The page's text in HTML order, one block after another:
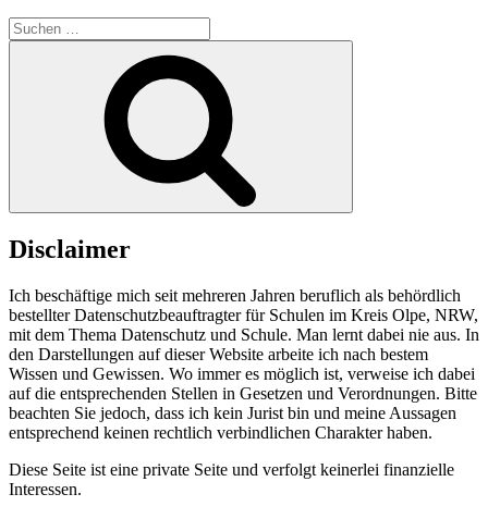
Suchen
nach:
Disclaimer
Ich beschäftige mich seit mehreren Jahren beruflich als behördlich
bestellter Datenschutzbeauftragter für Schulen im Kreis Olpe, NRW,
mit dem Thema Datenschutz und Schule. Man lernt dabei nie aus. In
den Darstellungen auf dieser Website arbeite ich nach bestem
Wissen und Gewissen. Wo immer es möglich ist, verweise ich dabei
auf die entsprechenden Stellen in Gesetzen und Verordnungen. Bitte
beachten Sie jedoch, dass ich kein Jurist bin und meine Aussagen
entsprechend keinen rechtlich verbindlichen Charakter haben.
Diese Seite ist eine private Seite und verfolgt keinerlei finanzielle
Interessen.